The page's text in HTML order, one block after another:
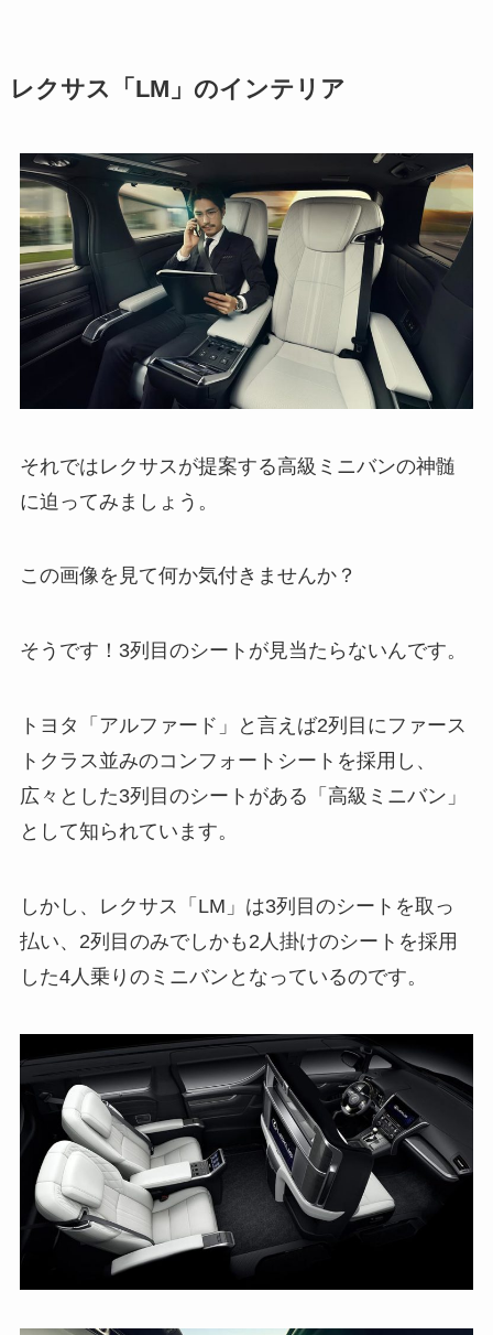
レクサス「LM」のインテリア
それではレクサスが提案する高級ミニバンの神髄
に迫ってみましょう。
この画像を見て何か気付きませんか？
そうです！3列目のシートが見当たらないんです。
トヨタ「アルファード」と言えば2列目にファース
トクラス並みのコンフォートシートを採用し、
広々とした3列目のシートがある「高級ミニバン」
として知られています。
しかし、レクサス「LM」は3列目のシートを取っ
払い、2列目のみでしかも2人掛けのシートを採用
した4人乗りのミニバンとなっているのです。